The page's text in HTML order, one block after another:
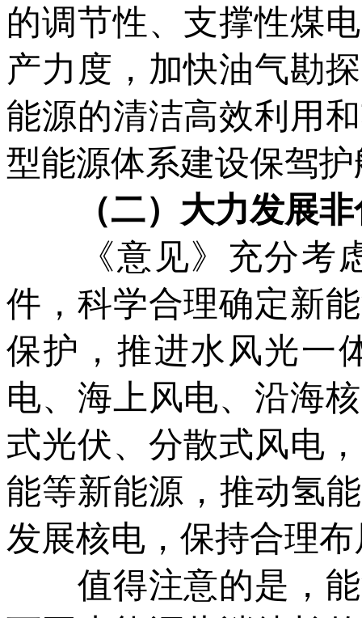
的调节性、支撑性煤
产力度，加快油气勘
能源的清洁高效利用
型能源体系建设保驾
（二）大力发展非
《意见》充分考虑
件，科学合理确定新
保护，推进水风光一
电、海上风电、沿海
式光伏、分散式风电
能等新能源，推动氢
发展核电，保持合理
值得注意的是，能